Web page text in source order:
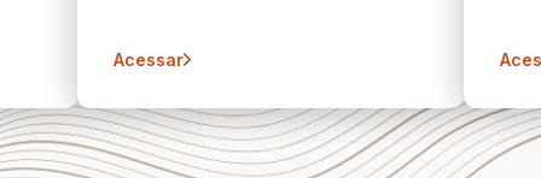
Acessar